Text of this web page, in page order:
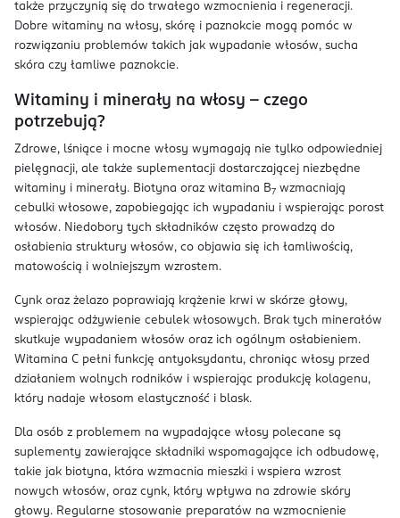
także przyczynią się do trwałego wzmocnienia i regeneracji.
Dobre witaminy na włosy, skórę i paznokcie mogą pomóc w
rozwiązaniu problemów takich jak wypadanie włosów, sucha
skóra czy łamliwe paznokcie.
Witaminy i minerały na włosy – czego
potrzebują?
Zdrowe, lśniące i mocne włosy wymagają nie tylko odpowiedniej
pielęgnacji, ale także suplementacji dostarczającej niezbędne
witaminy i minerały. Biotyna oraz witamina B7 wzmacniają
cebulki włosowe, zapobiegając ich wypadaniu i wspierając porost
włosów. Niedobory tych składników często prowadzą do
osłabienia struktury włosów, co objawia się ich łamliwością,
matowością i wolniejszym wzrostem.
Cynk oraz żelazo poprawiają krążenie krwi w skórze głowy,
wspierając odżywienie cebulek włosowych. Brak tych minerałów
skutkuje wypadaniem włosów oraz ich ogólnym osłabieniem.
Witamina C pełni funkcję antyoksydantu, chroniąc włosy przed
działaniem wolnych rodników i wspierając produkcję kolagenu,
który nadaje włosom elastyczność i blask.
Dla osób z problemem na wypadające włosy polecane są
suplementy zawierające składniki wspomagające ich odbudowę,
takie jak biotyna, która wzmacnia mieszki i wspiera wzrost
nowych włosów, oraz cynk, który wpływa na zdrowie skóry
głowy. Regularne stosowanie preparatów na wzmocnienie